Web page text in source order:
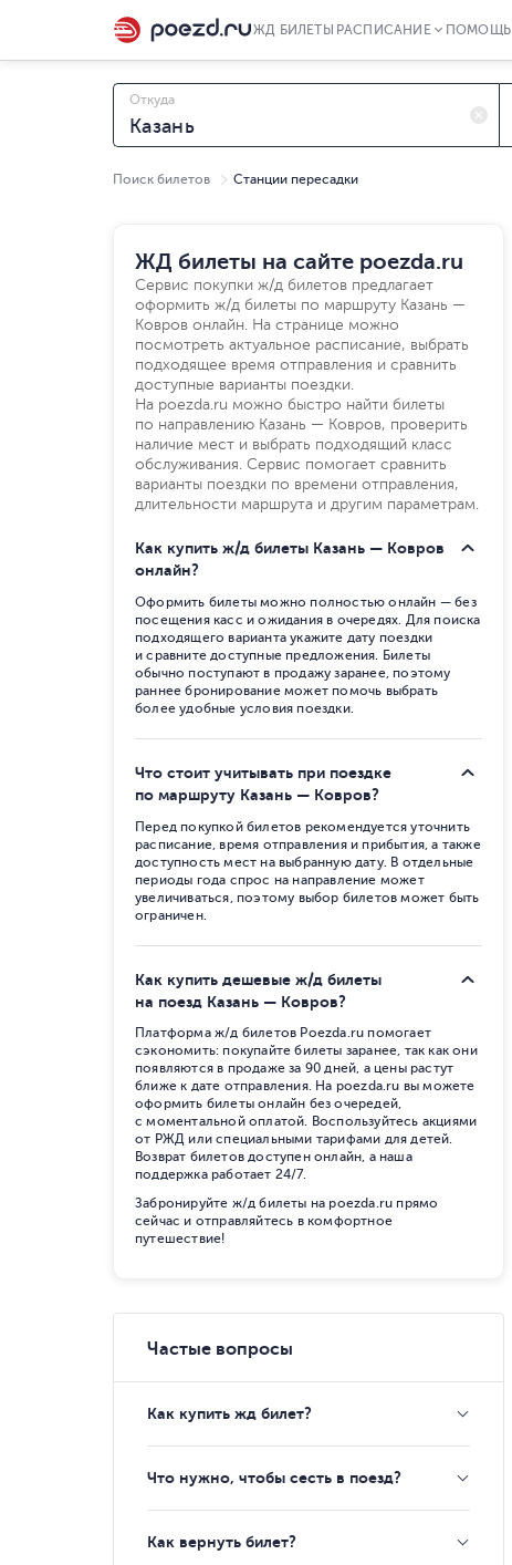
ЖД БИЛЕТЫ РАСПИСАНИЕ ПОМОЩЬ
Откуда
Поиск билетов Станции пересадки
ЖД билеты на сайте poezda.ru
Сервис покупки ж/д билетов предлагает
оформить ж/д билеты по маршруту Казань —
Ковров онлайн. На странице можно
посмотреть актуальное расписание, выбрать
подходящее время отправления и сравнить
доступные варианты поездки.
На poezda.ru можно быстро найти билеты
по направлению Казань — Ковров, проверить
наличие мест и выбрать подходящий класс
обслуживания. Сервис помогает сравнить
варианты поездки по времени отправления,
длительности маршрута и другим параметрам.
Как купить ж/д билеты Казань — Ковров
онлайн?
Оформить билеты можно полностью онлайн — без
посещения касс и ожидания в очередях. Для поиска
подходящего варианта укажите дату поездки
и сравните доступные предложения. Билеты
обычно поступают в продажу заранее, поэтому
раннее бронирование может помочь выбрать
более удобные условия поездки.
Что стоит учитывать при поездке
по маршруту Казань — Ковров?
Перед покупкой билетов рекомендуется уточнить
расписание, время отправления и прибытия, а также
доступность мест на выбранную дату. В отдельные
периоды года спрос на направление может
увеличиваться, поэтому выбор билетов может быть
ограничен.
Как купить дешевые ж/д билеты
на поезд Казань — Ковров?
Платформа ж/д билетов Poezda.ru помогает
сэкономить: покупайте билеты заранее, так как они
появляются в продаже за 90 дней, а цены растут
ближе к дате отправления. На poezda.ru вы можете
оформить билеты онлайн без очередей,
с моментальной оплатой. Воспользуйтесь акциями
от РЖД или специальными тарифами для детей.
Возврат билетов доступен онлайн, а наша
поддержка работает 24/7.
Забронируйте ж/д билеты на poezda.ru прямо
сейчас и отправляйтесь в комфортное
путешествие!
Частые вопросы
Как купить жд билет?
Что нужно, чтобы сесть в поезд?
Как вернуть билет?